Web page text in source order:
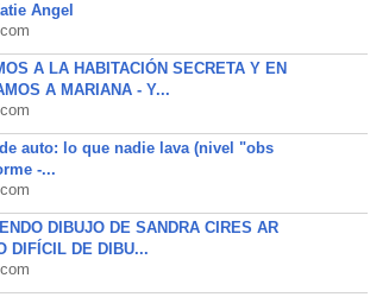
Angel
A LA HABITACIÓN SECRETA Y EN
A MARIANA - Y...
auto: lo que nadie lava (nivel "obs
-...
DIBUJO DE SANDRA CIRES AR
DIFÍCIL DE DIBU...